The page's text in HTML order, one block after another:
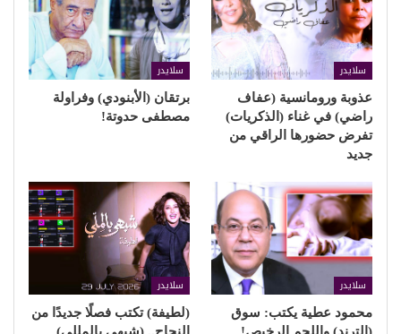
سلايدر
عذوبة ورومانسية (عفاف
راضي) في غناء (الذكريات)
تفرض حضورها الراقي من
جديد
سلايدر
برتقان (الأبنودي) وفراولة
مصطفى حدوتة!
سلايدر
محمود عطية يكتب: سوق
(الترند) واللحم الرخيص!
سلايدر
(لطيفة) تكتب فصلًا جديدًا من
النجاح.. (شبهي بالمللي)